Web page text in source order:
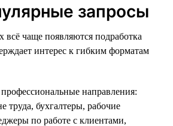
запросы
всё чаще появляются подработка
интерес к гибким форматам
направления:
труда, бухгалтеры, рабочие
по работе с клиентами,